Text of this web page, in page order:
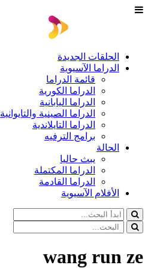
الحلقات الجديدة
الدراما الآسيوية
قائمة الدراما
الدراما الكورية
الدراما اليابانية
الدراما الصينية والتايوانية
الدراما التايلاندية
برامج الترفيه
الحالة
يبث حاليا
الدراما المكتملة
الدراما القادمة
الأفلام الآسيوية
wang run ze